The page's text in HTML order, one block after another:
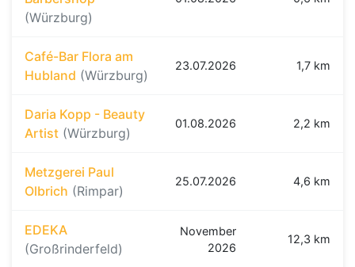
(Würzburg)
Café-Bar Flora am
Hubland (Würzburg)
23.07.2026 1,7 km
Daria Kopp - Beauty
Artist (Würzburg)
01.08.2026 2,2 km
Metzgerei Paul
Olbrich (Rimpar)
25.07.2026 4,6 km
EDEKA
(Großrinderfeld)
November
2026
12,3 km